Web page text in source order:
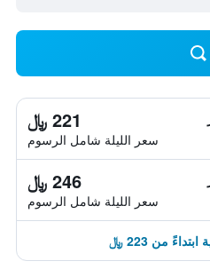
221 ﷼
سعر الليلة شامل الرسوم
246 ﷼
سعر الليلة شامل الرسوم